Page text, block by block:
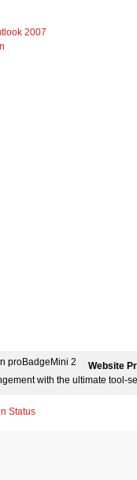
2007
Website
with the ultimate tool-